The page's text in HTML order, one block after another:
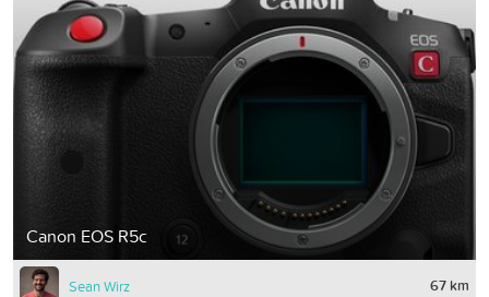
Canon EOS R5c
Sean Wirz 67 km